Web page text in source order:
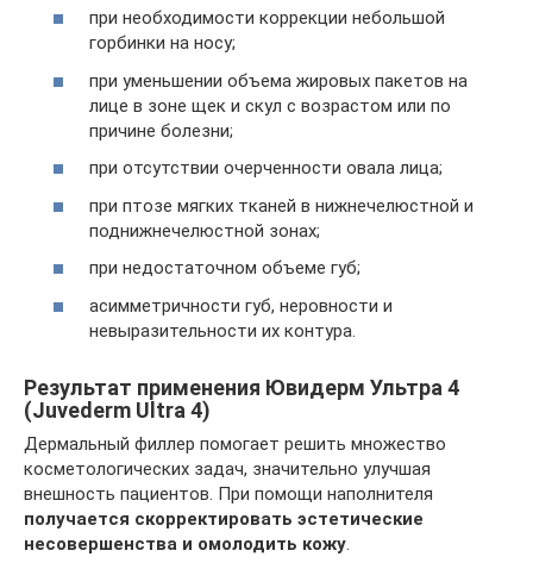
при необходимости коррекции небольшой
горбинки на носу;
при уменьшении объема жировых пакетов на
лице в зоне щек и скул с возрастом или по
причине болезни;
при отсутствии очерченности овала лица;
при птозе мягких тканей в нижнечелюстной и
поднижнечелюстной зонах;
при недостаточном объеме губ;
асимметричности губ, неровности и
невыразительности их контура.
Результат применения Ювидерм Ультра 4
(Juvederm Ultra 4)
Дермальный филлер помогает решить множество
косметологических задач, значительно улучшая
внешность пациентов. При помощи наполнителя
получается скорректировать эстетические
несовершенства и омолодить кожу